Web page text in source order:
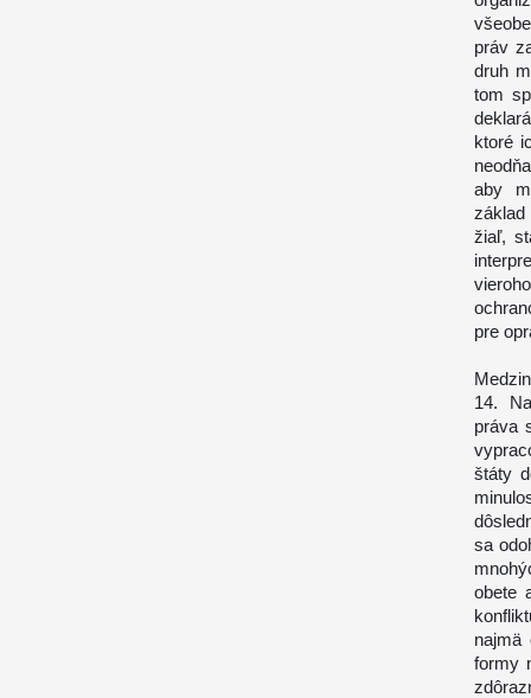
práv
druh
tom
ktoré
aby
základ
žiaľ,
pre
14.
práva
štáty
sa
obete
najmä
formy